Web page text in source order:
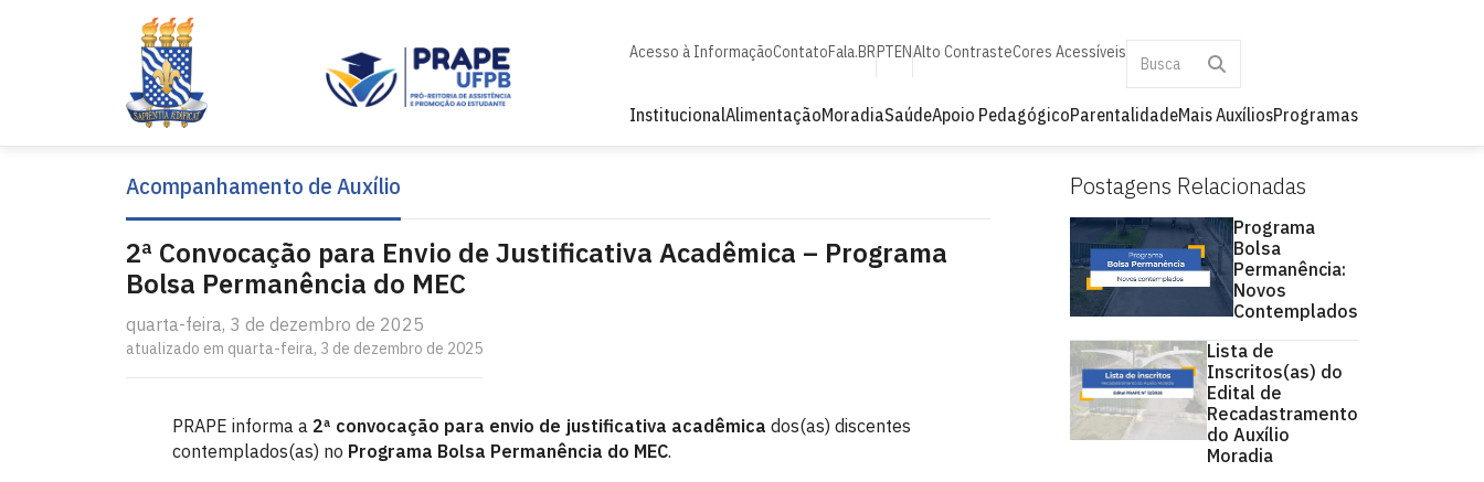
Acesso à InformaçãoContatoFala.BRPTENAlto ContrasteCores Acessíveis
InstitucionalAlimentaçãoMoradiaSaúdeApoio PedagógicoParentalidadeMais AuxíliosProgramas
Postagens Relacionadas
Programa
Bolsa
Permanência:
Novos
Contemplados
Lista de
Inscritos(as) do
Edital de
Recadastramento
do Auxílio
Moradia
Acompanhamento de Auxílio
2ª Convocação para Envio de Justificativa Acadêmica – Programa
Bolsa Permanência do MEC
quarta-feira, 3 de dezembro de 2025
atualizado em quarta-feira, 3 de dezembro de 2025
PRAPE informa a 2ª convocação para envio de justificativa acadêmica dos(as) discentes
contemplados(as) no Programa Bolsa Permanência do MEC.